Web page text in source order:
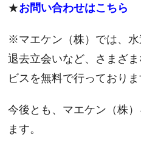
★お問い合わせはこちら
※マエケン（株）では、水
退去立会いなど、さまざ
ビスを無料で行っておりま
今後とも、マエケン（株
ます。